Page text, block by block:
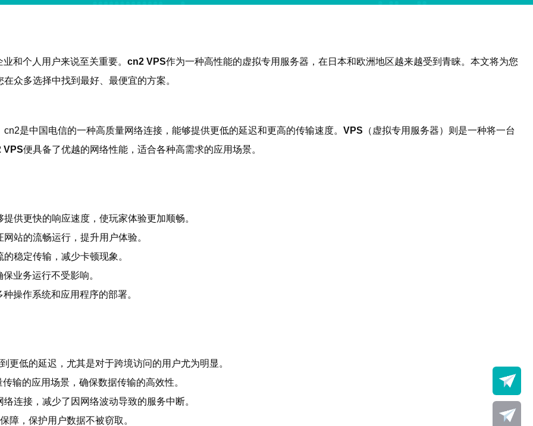
和个人用户来说至关重要。 cn2 VPS作为一种高性能的虚拟专用服务器，在日本和欧洲地区越来越受到青睐。本文将为您
众多选择中找到最好、最便宜的方案。
cn2是中国电信的一种高质量网络连接，能够提供更低的延迟和更高的传输速度。 VPS （虚拟专用服务器）则是一种将一台
VPS便具备了优越的网络性能，适合各种高需求的应用场景。
提供更快的响应速度，使玩家体验更加顺畅。
站的流畅运行，提升用户体验。
稳定传输，减少卡顿现象。
业务运行不受影响。
操作系统和应用程序的部署。
更低的延迟，尤其是对于跨境访问的用户尤为明显。
输的应用场景，确保数据传输的高效性。
连接，减少了因网络波动导致的服务中断。
障，保护用户数据不被窃取。